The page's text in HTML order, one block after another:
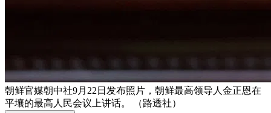
朝鲜官媒朝中社9月22日发布照片，朝鲜最高领导人金正恩在
平壤的最高人民会议上讲话。 （路透社）